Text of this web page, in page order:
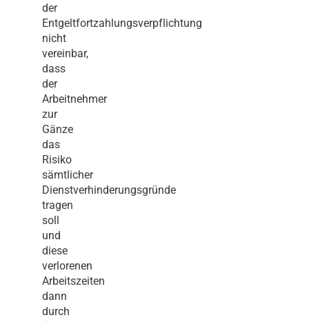
der
Entgeltfortzahlungsverpflichtung
nicht
vereinbar,
dass
der
Arbeitnehmer
zur
Gänze
das
Risiko
sämtlicher
Dienstverhinderungsgründe
tragen
soll
und
diese
verlorenen
Arbeitszeiten
dann
durch